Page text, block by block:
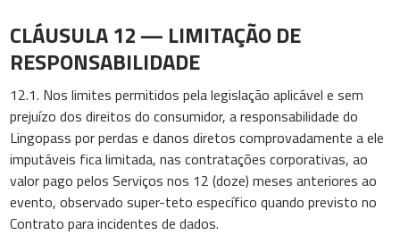
CLÁUSULA 12 — LIMITAÇÃO DE
RESPONSABILIDADE
12.1. Nos limites permitidos pela legislação aplicável e sem
prejuízo dos direitos do consumidor, a responsabilidade do
Lingopass por perdas e danos diretos comprovadamente a ele
imputáveis fica limitada, nas contratações corporativas, ao
valor pago pelos Serviços nos 12 (doze) meses anteriores ao
evento, observado super-teto específico quando previsto no
Contrato para incidentes de dados.